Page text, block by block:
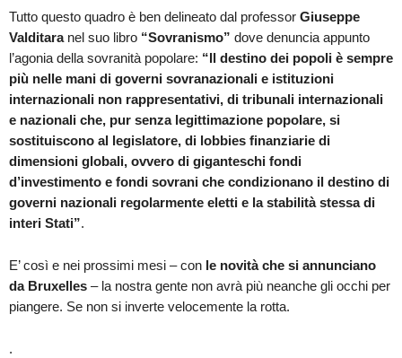
Tutto questo quadro è ben delineato dal professor Giuseppe
Valditaranel suo libro “Sovranismo” dove denuncia appunto
l’agonia della sovranità popolare: “Il destino dei popoli è sempre
più nelle mani di governi sovranazionali e istituzioni
internazionali non rappresentativi, di tribunali internazionali
e nazionali che, pur senza legittimazione popolare, si
sostituiscono al legislatore, di lobbies finanziarie di
dimensioni globali, ovvero di giganteschi fondi
d’investimento e fondi sovrani che condizionano il destino di
governi nazionali regolarmente eletti e la stabilità stessa di
interi Stati”.
E’ così e nei prossimi mesi – con le novità che si annunciano
da Bruxelles – la nostra gente non avrà più neanche gli occhi per
piangere. Se non si inverte velocemente la rotta.
.